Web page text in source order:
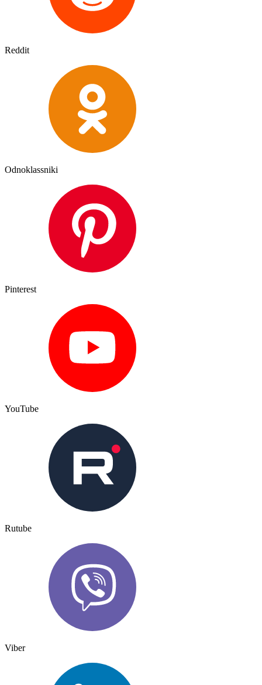
Reddit
Odnoklassniki
Pinterest
YouTube
Rutube
Viber